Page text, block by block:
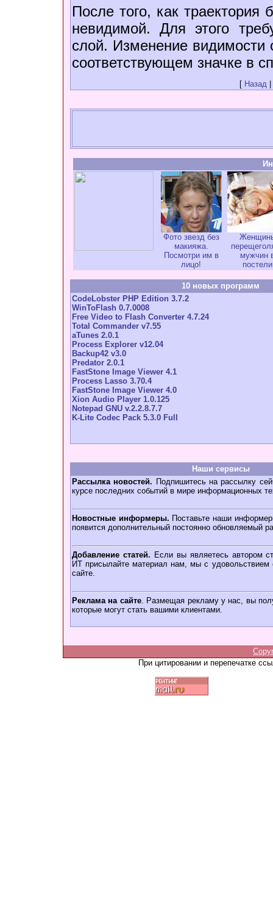
После того, как траектория
невидимой. Для этого
слой. Изменение
соответствующем значке в
[ Назад|
Фото звезд без
макияжа.
Посмотри им в
лицо!
мужчин
постели
10 новых программ
CodeLobster PHP Edition 3.7.2
WinToFlash 0.7.0008
Free Video to Flash Converter 4.7.24
Total Commander v7.55
aTunes 2.0.1
Process Explorer v12.04
Backup42 v3.0
Predator 2.0.1
FastStone Image Viewer 4.1
Process Lasso 3.70.4
FastStone Image Viewer 4.0
Xion Audio Player 1.0.125
Notepad GNU v.2.2.8.7.7
K-Lite Codec Pack 5.3.0 Full
Наши сервисы
Рассылка новостей. Подпишитесь на рассылку
курсе последних событий в мире информационных
Новостные информеры. Поставьте наши
появится дополнительный постоянно обновляемый
Добавление статей. Если вы являетесь автором
ИТ присылайте материал нам, мы с удовольствием
сайте.
Реклама на сайте. Размещая рекламу у нас, вы
которые могут стать вашими клиентами.
При цитировании и перепечатке